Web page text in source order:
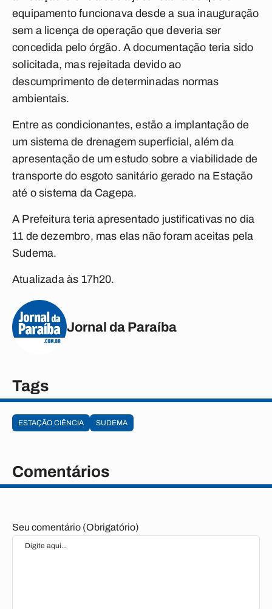
equipamento funcionava desde a sua inauguração
sem a licença de operação que deveria ser
concedida pelo órgão. A documentação teria sido
solicitada, mas rejeitada devido ao
descumprimento de determinadas normas
ambientais.
Entre as condicionantes, estão a implantação de
um sistema de drenagem superficial, além da
apresentação de um estudo sobre a viabilidade de
transporte do esgoto sanitário gerado na Estação
até o sistema da Cagepa.
A Prefeitura teria apresentado justificativas no dia
11 de dezembro, mas elas não foram aceitas pela
Sudema.
Atualizada às 17h20.
Jornal da Paraíba
Tags
ESTAÇÃO CIÊNCIA SUDEMA
Comentários
Seu comentário (Obrigatório)